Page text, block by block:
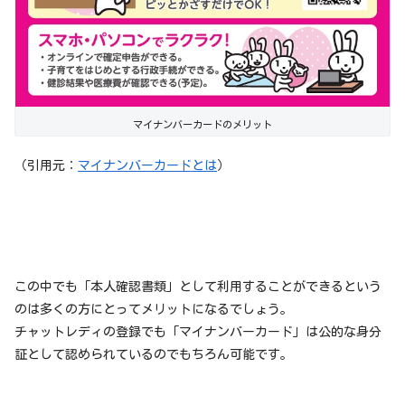
マイナンバーカードのメリット
（引用元： マイナンバーカードとは ）
この中でも「本人確認書類」として利用することができるという
のは多くの方にとってメリットになるでしょう。
チャットレディの登録でも「マイナンバーカード」は公的な身分
証として認められているのでもちろん可能です。